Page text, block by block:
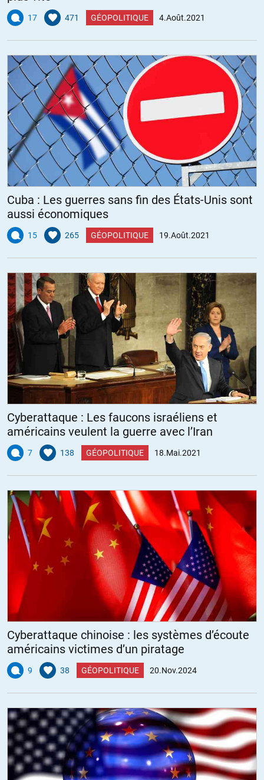
17 471 GÉOPOLITIQUE 4.Août.2021
Cuba : Les guerres sans fin des États-Unis sont
aussi économiques
15 265 GÉOPOLITIQUE 19.Août.2021
Cyberattaque : Les faucons israéliens et
américains veulent la guerre avec l’Iran
7 138 GÉOPOLITIQUE 18.Mai.2021
Cyberattaque chinoise : les systèmes d’écoute
américains victimes d’un piratage
9 38 GÉOPOLITIQUE 20.Nov.2024